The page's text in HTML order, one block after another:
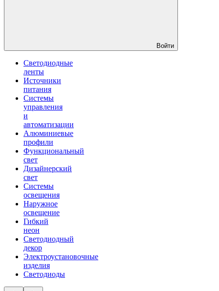
Войти
Светодиодные
ленты
Источники
питания
Системы
управления
и
автоматизации
Алюминиевые
профили
Функциональный
свет
Дизайнерский
свет
Системы
освещения
Наружное
освещение
Гибкий
неон
Светодиодный
декор
Электроустановочные
изделия
Светодиоды